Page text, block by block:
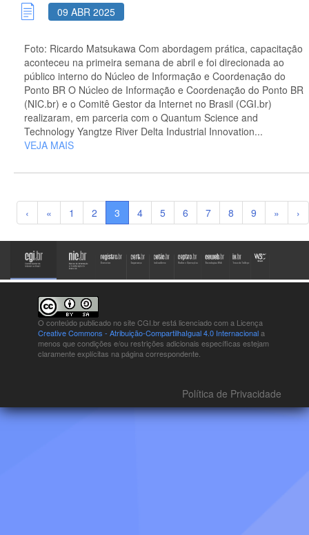
09 ABR 2025
Foto: Ricardo Matsukawa Com abordagem prática, capacitação
aconteceu na primeira semana de abril e foi direcionada ao
público interno do Núcleo de Informação e Coordenação do
Ponto BR O Núcleo de Informação e Coordenação do Ponto BR
(NIC.br) e o Comitê Gestor da Internet no Brasil (CGI.br)
realizaram, em parceria com o Quantum Science and
Technology Yangtze River Delta Industrial Innovation...
VEJA MAIS
‹ « 1 2 3 4 5 6 7 8 9 » ›
O conteúdo publicado no site CGI.br está licenciado com a Licença
Creative Commons - Atribuição-CompartilhaIgual 4.0 Internacionala
menos que condições e/ou restrições adicionais específicas estejam
claramente explícitas na página correspondente.
Política de Privacidade